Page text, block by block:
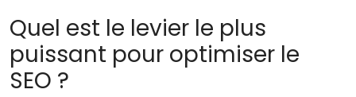
Quel est le levier le plus
puissant pour optimiser le
SEO ?